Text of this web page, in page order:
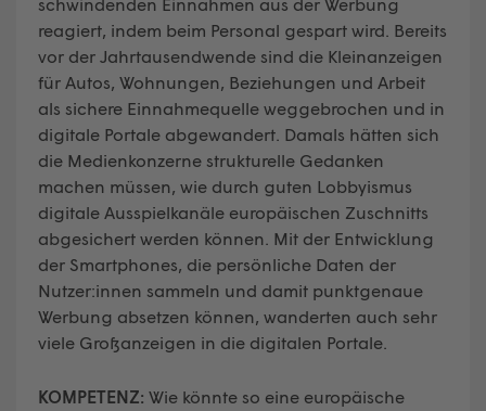
schwindenden Einnahmen aus der Werbung
reagiert, indem beim Personal gespart wird. Bereits
vor der Jahrtausendwende sind die Kleinanzeigen
für Autos, Wohnungen, Beziehungen und Arbeit
als sichere Einnahmequelle weggebrochen und in
digitale Portale abgewandert. Damals hätten sich
die Medienkonzerne strukturelle Gedanken
machen müssen, wie durch guten Lobbyismus
digitale Ausspielkanäle europäischen Zuschnitts
abgesichert werden können. Mit der Entwicklung
der Smartphones, die persönliche Daten der
Nutzer:innen sammeln und damit punktgenaue
Werbung absetzen können, wanderten auch sehr
viele Großanzeigen in die digitalen Portale.
KOMPETENZ: Wie könnte so eine europäische